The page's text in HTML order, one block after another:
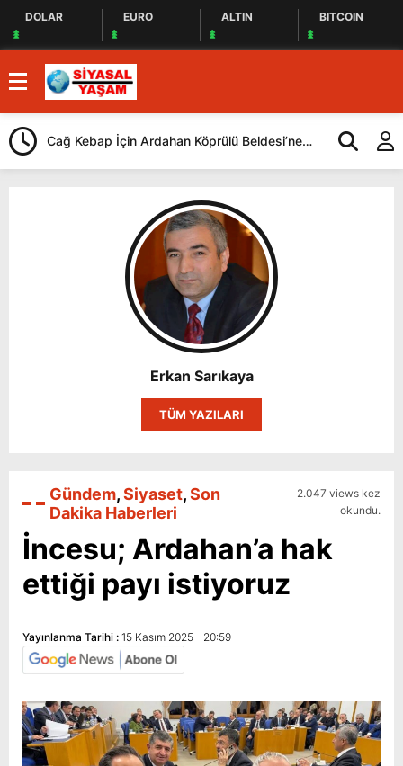
DOLAR EURO ALTIN BITCOIN
Cağ Kebap İçin Ardahan Köprülü Beldesi’ne
Geliyorlar
CHP,
Yaptı
Erkan Sarıkaya
TÜM YAZILARI
Gündem,Siyaset,Son
Dakika Haberleri
2.047 views kez
okundu.
İncesu; Ardahan’a hak
ettiği payı istiyoruz
Yayınlanma Tarihi : 15 Kasım 2025 - 20:59